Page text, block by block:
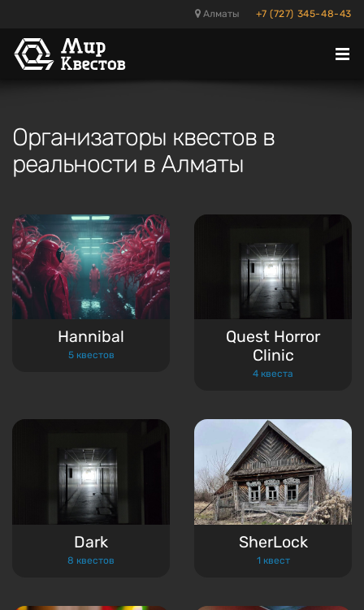
Алматы +7 (727) 345-48-43
Организаторы квестов в
реальности в Алматы
Hannibal
5 квестов
Quest Horror
Clinic
4 квеста
Dark
8 квестов
SherLock
1 квест